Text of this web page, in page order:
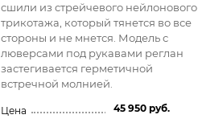
сшили из стрейчевого нейлонового
трикотажа, который тянется во все
стороны и не мнется. Модель с
люверсами под рукавами реглан
застегивается герметичной
встречной молнией.
Цена
45 950 руб.